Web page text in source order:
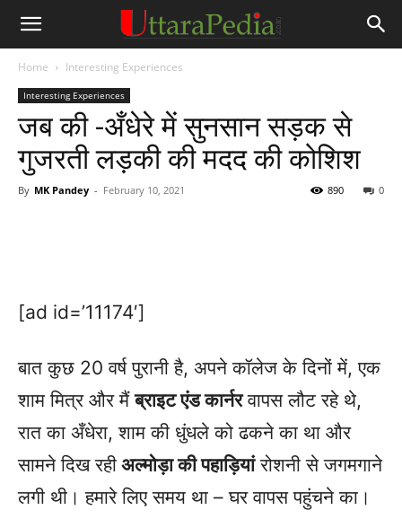
Home Interesting Experiences
Interesting Experiences
जब की -अँधेरे में सुनसान सड़क से
गुजरती लड़की की मदद की कोशिश
By MK Pandey - February 10, 2021 0
890
[ad id=’11174′]
बात कुछ 20 वर्ष पुरानी है, अपने कॉलेज के दिनों में, एक
शाम मित्र और मैंब्राइट एंड कार्नरवापस लौट रहे थे,
रात का अँधेरा, शाम की धुंधले को ढकने का था और
सामने दिख रही अल्मोड़ा की पहाड़ियांरोशनी से जगमगाने
लगी थी। हमारे लिए समय था – घर वापस पहुंचने का।